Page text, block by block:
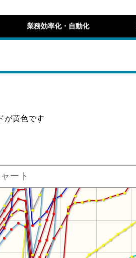
業務効率化・自動化
が黄色です